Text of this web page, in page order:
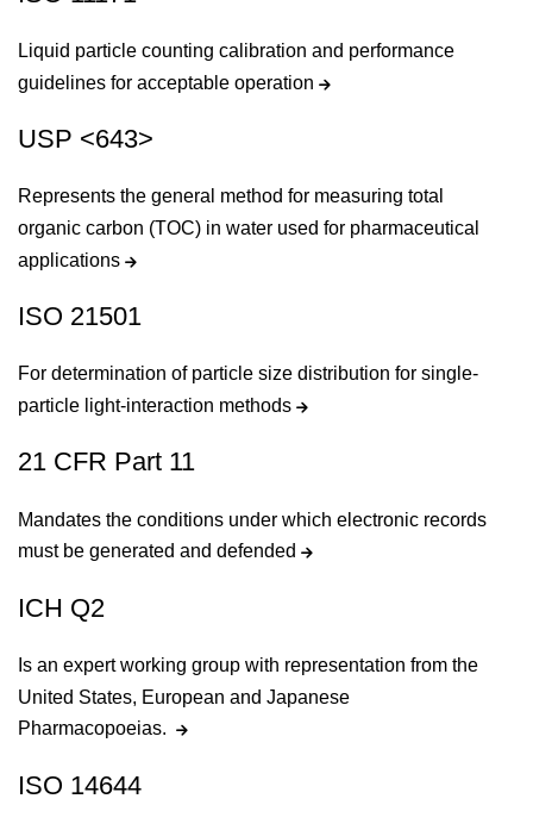
Liquid particle counting calibration and performance
guidelines for acceptable operation
USP <643>
Represents the general method for measuring total
organic carbon (TOC) in water used for pharmaceutical
applications
ISO 21501
For determination of particle size distribution for single-
particle light-interaction methods
21 CFR Part 11
Mandates the conditions under which electronic records
must be generated and defended
ICH Q2
Is an expert working group with representation from the
United States, European and Japanese
Pharmacopoeias.
ISO 14644